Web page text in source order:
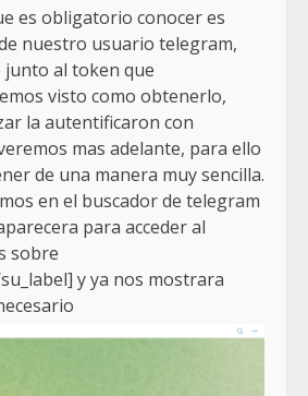
es obligatorio conocer es
nuestro usuario telegram,
junto al token que
visto como obtenerlo,
la autentificaron con
mas adelante, para ello
de una manera muy sencilla.
en el buscador de telegram
para acceder al
sobre
y ya nos mostrara